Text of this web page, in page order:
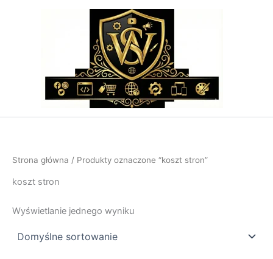
Strona główna / Produkty oznaczone “koszt stron”
koszt stron
Wyświetlanie jednego wyniku